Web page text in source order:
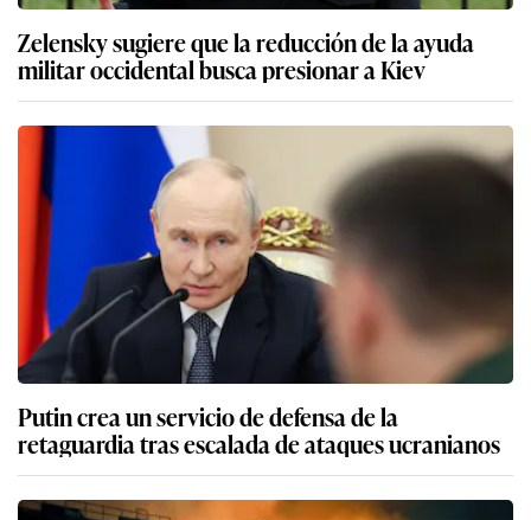
Zelensky sugiere que la reducción de la ayuda
militar occidental busca presionar a Kiev
Putin crea un servicio de defensa de la
retaguardia tras escalada de ataques ucranianos